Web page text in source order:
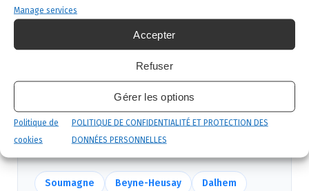
Manage services
Accepter
Refuser
Gérer les options
Politique de
cookies
POLITIQUE DE CONFIDENTIALITÉ ET PROTECTION DES
DONNÉES PERSONNELLES
produits certifiés, sécurité maximale, discrétion
garantie.
Nous intervenons aussi près de Fléron
Mêmes équipes, mêmes délais — voir
Soumagne Beyne-Heusay Dalhem